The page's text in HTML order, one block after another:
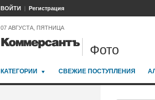
ВОЙТИ Регистрация
07 АВГУСТА, ПЯТНИЦА
Фото
КАТЕГОРИИ СВЕЖИЕ ПОСТУПЛЕНИЯ